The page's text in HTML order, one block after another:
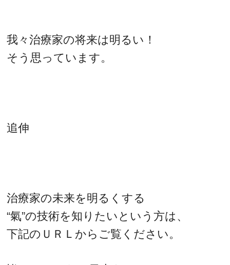
我々治療家の将来は明るい！
そう思っています。
追伸
治療家の未来を明るくする
“氣”の技術を知りたいという方は、
下記のＵＲＬからご覧ください。